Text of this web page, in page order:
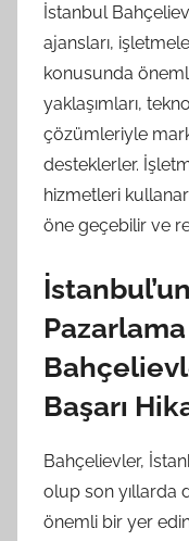
İstanbul
ajansları,
konusunda
yaklaşımları,
çözümleriyle
desteklerler.
hizmetleri
öne geçebilir ve
Pazarlama
Başarı
Bahçelievler,
olup son yıllarda
önemli bir yer